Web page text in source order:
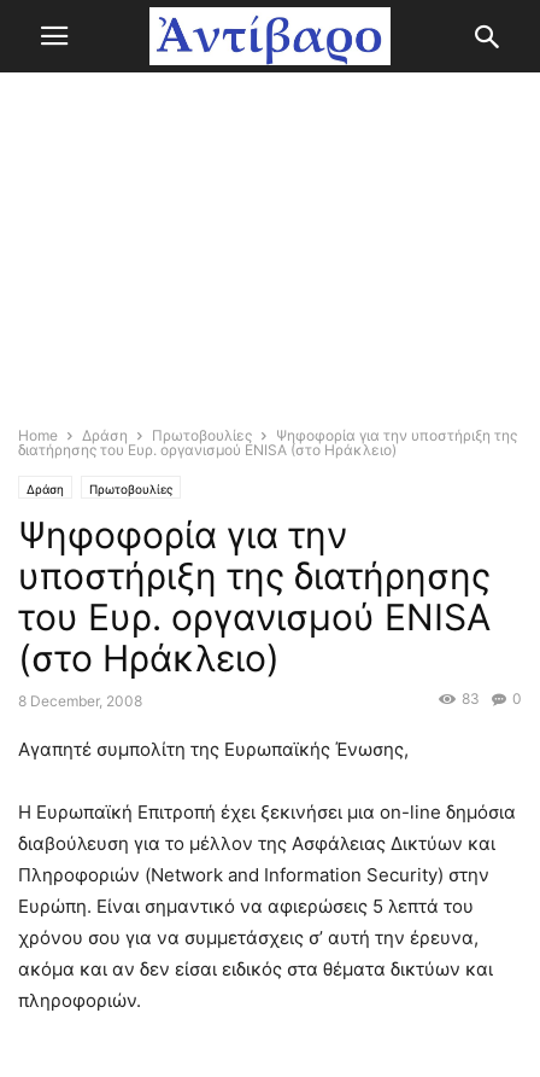
Home Δράση Πρωτοβουλίες
Ψηφοφορία για την υποστήριξη της
διατήρησης του Ευρ. οργανισμού ENISA (στο Ηράκλειο)
Δράση Πρωτοβουλίες
Ψηφοφορία για την
υποστήριξη της διατήρησης
του Ευρ. οργανισμού ENISA
(στο Ηράκλειο)
8 December, 2008 0
83
Αγαπητέ συμπολίτη της Ευρωπαϊκής Ένωσης,
Η Ευρωπαϊκή Επιτροπή έχει ξεκινήσει μια on-line δημόσια
διαβούλευση για το μέλλον της Ασφάλειας Δικτύων και
Πληροφοριών (Network and Information Security) στην
Ευρώπη. Είναι σημαντικό να αφιερώσεις 5 λεπτά του
χρόνου σου για να συμμετάσχεις σ’ αυτή την έρευνα,
ακόμα και αν δεν είσαι ειδικός στα θέματα δικτύων και
πληροφοριών.